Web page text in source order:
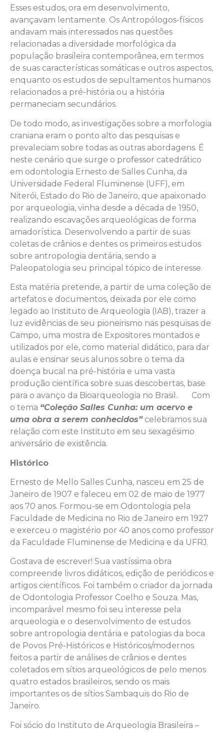
Esses estudos, ora em desenvolvimento,
avançavam lentamente. Os Antropólogos-físicos
andavam mais interessados nas questões
relacionadas a diversidade morfológica da
população brasileira contemporânea, em termos
de suas características somáticas e outros aspectos,
enquanto os estudos de sepultamentos humanos
relacionados a pré-história ou a história
permaneciam secundários.
De todo modo, as investigações sobre a morfologia
craniana eram o ponto alto das pesquisas e
prevaleciam sobre todas as outras abordagens. É
neste cenário que surge o professor catedrático
em odontologia Ernesto de Salles Cunha, da
Universidade Federal Fluminense (UFF), em
Niterói, Estado do Rio de Janeiro, que apaixonado
por arqueologia, vinha desde a década de 1950,
realizando escavações arqueológicas de forma
amadorística. Desenvolvendo a partir de suas
coletas de crânios e dentes os primeiros estudos
sobre antropologia dentária, sendo a
Paleopatologia seu principal tópico de interesse.
Esta matéria pretende, a partir de uma coleção de
artefatos e documentos, deixada por ele como
legado ao Instituto de Arqueologia (IAB), trazer a
luz evidências de seu pioneirismo nas pesquisas de
Campo, uma mostra de Expositores montados e
utilizados por ele, como material didático, para dar
aulas e ensinar seus alunos sobre o tema da
doença bucal na pré-história e uma vasta
produção científica sobre suas descobertas, base
para o avanço da Bioarqueologia no Brasil. Com
o tema “Coleção Salles Cunha: um acervo e
uma obra a serem conhecidos”celebramos sua
relação com este Instituto em seu sexagésimo
aniversário de existência.
Histórico
Ernesto de Mello Salles Cunha, nasceu em 25 de
Janeiro de 1907 e faleceu em 02 de maio de 1977
aos 70 anos. Formou-se em Odontologia pela
Faculdade de Medicina no Rio de Janeiro em 1927
e exerceu o magistério por 40 anos como professor
da Faculdade Fluminense de Medicina e da UFRJ.
Gostava de escrever! Sua vastíssima obra
compreende livros didáticos, edição de periódicos e
artigos científicos. Foi também o criador da jornada
de Odontologia Professor Coelho e Souza. Mas,
incomparável mesmo foi seu interesse pela
arqueologia e o desenvolvimento de estudos
sobre antropologia dentária e patologias da boca
de Povos Pré-Históricos e Históricos/modernos
feitos a partir de análises de crânios e dentes
coletados em sítios arqueológicos de pelo menos
quatro estados brasileiros, sendo os mais
importantes os de sítios Sambaquis do Rio de
Janeiro.
Foi sócio do Instituto de Arqueologia Brasileira –